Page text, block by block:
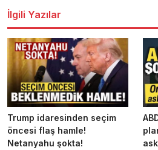
İlgili Yazılar
Trump idaresinden seçim
öncesi flaş hamle!
Netanyahu şokta!